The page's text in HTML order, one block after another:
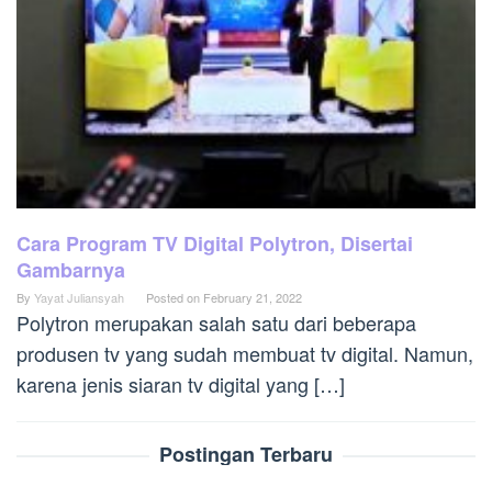
Cara Program TV Digital Polytron, Disertai
Gambarnya
By Yayat Juliansyah Posted on February 21, 2022
Polytron merupakan salah satu dari beberapa
produsen tv yang sudah membuat tv digital. Namun,
karena jenis siaran tv digital yang […]
Postingan Terbaru